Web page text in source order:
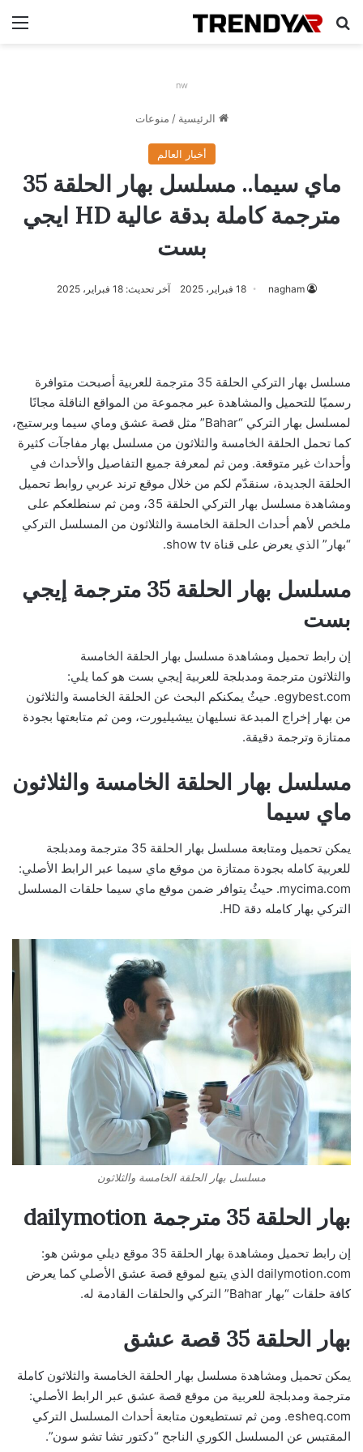
بحث عن
nw
الرئيسية / منوعات
أخبار العالم
ماي سيما.. مسلسل بهار الحلقة 35
مترجمة كاملة بدقة عالية HD ايجي
بست
nagham 18 فبراير، 2025 آخر تحديث: 18 فبراير، 2025
مسلسل بهار التركي الحلقة 35 مترجمة للعربية أصبحت متوافرة
رسميًا للتحميل والمشاهدة عبر مجموعة من المواقع الناقلة مجانًا
لمسلسل بهار التركي “Bahar” مثل قصة عشق وماي سيما وبرستيج،
كما تحمل الحلقة الخامسة والثلاثون من مسلسل بهار مفاجآت كثيرة
وأحداث غير متوقعة. ومن ثم لمعرفة جميع التفاصيل والأحداث في
الحلقة الجديدة، سنقدّم لكم من خلال موقع ترند عربي روابط تحميل
ومشاهدة مسلسل بهار التركي الحلقة 35، ومن ثم سنطلعكم على
ملخص لأهم أحداث الحلقة الخامسة والثلاثون من المسلسل التركي
“بهار” الذي يعرض على قناة show tv.
مسلسل بهار الحلقة 35 مترجمة إيجي
بست
إن رابط تحميل ومشاهدة مسلسل بهار الحلقة الخامسة
والثلاثون مترجمة ومدبلجة للعربية إيجي بست هو كما يلي:
egybest.com. حيثُ يمكنكم البحث عن الحلقة الخامسة والثلاثون
من بهار إخراج المبدعة نسليهان ييشيليورت، ومن ثم متابعتها بجودة
ممتازة وترجمة دقيقة.
مسلسل بهار الحلقة الخامسة والثلاثون
ماي سيما
يمكن تحميل ومتابعة مسلسل بهار الحلقة 35 مترجمة ومدبلجة
للعربية كامله بجودة ممتازة من موقع ماي سيما عبر الرابط الأصلي:
mycima.com. حيثُ يتوافر ضمن موقع ماي سيما حلقات المسلسل
التركي بهار كامله دقة HD.
مسلسل بهار الحلقة الخامسة والثلاثون
بهار الحلقة 35 مترجمة dailymotion
إن رابط تحميل ومشاهدة بهار الحلقة 35 موقع ديلي موشن هو:
dailymotion.com الذي يتبع لموقع قصة عشق الأصلي كما يعرض
كافة حلقات “بهار Bahar” التركي والحلقات القادمة له.
بهار الحلقة 35 قصة عشق
يمكن تحميل ومشاهدة مسلسل بهار الحلقة الخامسة والثلاثون كاملة
مترجمة ومدبلجة للعربية من موقع قصة عشق عبر الرابط الأصلي:
esheq.com. ومن ثم تستطيعون متابعة أحداث المسلسل التركي
المقتبس عن المسلسل الكوري الناجح “دكتور تشا تشو سون”.